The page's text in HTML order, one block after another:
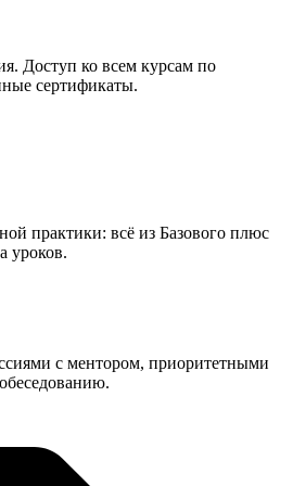
Доступ ко всем курсам по
сертификаты.
практики: всё из Базового плюс
уроков.
с ментором, приоритетными